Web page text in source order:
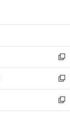
開
ン
ウ
で
開
く
ウ
ン
ド
ウ
で
開
く
新
し
い
ウ
ィ
ン
新
し
い
ウ
新
し